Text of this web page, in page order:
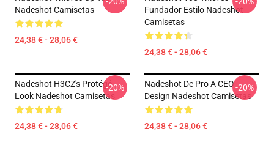
Nadeshot Camisetas
24,38 € - 28,06 €
Fundador Estilo Nadeshot
Camisetas
24,38 € - 28,06 €
Nadeshot H3CZ's Protégé
Look Nadeshot Camisetas
24,38 € - 28,06 €
-20%
Nadeshot De Pro A CEO
Design Nadeshot Camisetas
24,38 € - 28,06 €
-20%